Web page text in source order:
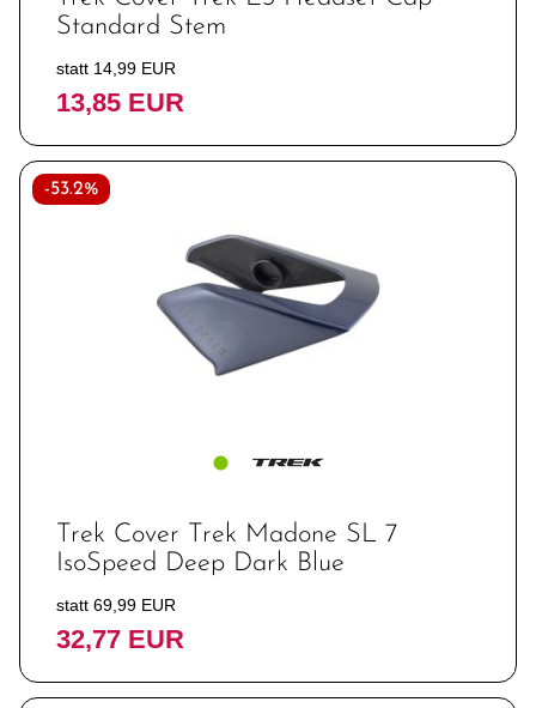
Standard Stem
statt 14,99 EUR
13,85 EUR
-53.2%
Trek Cover Trek Madone SL 7
IsoSpeed Deep Dark Blue
statt 69,99 EUR
32,77 EUR